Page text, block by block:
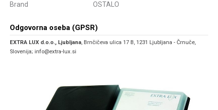
Brand OSTALO
Odgovorna oseba (GPSR)
EXTRA LUX d.o.o., Ljubljana, Brnčičeva ulica 17 B, 1231 Ljubljana - Črnuče,
Slovenija; info@extra-lux.si